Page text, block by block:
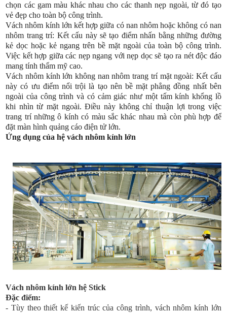
chọn các gam màu khác nhau cho các thanh nẹp ngoài, từ đó tạo
vẻ đẹp cho toàn bộ công trình.
Vách nhôm kính lớn kết hợp giữa có nan nhôm hoặc không có nan
nhôm trang trí: Kết cấu này sẽ tạo điểm nhấn bằng những đường
kẻ dọc hoặc kẻ ngang trên bề mặt ngoài của toàn bộ công trình.
Việc kết hợp giữa các nẹp ngang với nẹp dọc sẽ tạo ra nét độc đáo
mang tính thẩm mỹ cao.
Vách nhôm kính lớn không nan nhôm trang trí mặt ngoài: Kết cấu
này có ưu điểm nổi trội là tạo nên bề mặt phẳng đồng nhất bên
ngoài của công trình và có cảm giác như một tấm kính khổng lồ
khi nhìn từ mặt ngoài. Điều này không chỉ thuận lợi trong việc
trang trí những ô kính có màu sắc khác nhau mà còn phù hợp để
đặt màn hình quảng cáo điện tử lớn.
Ứng dụng của hệ vách nhôm kính lớn
Vách nhôm kính lớn hệ Stick
Đặc điểm:
- Tùy theo thiết kế kiến trúc của công trình, vách nhôm kính lớn